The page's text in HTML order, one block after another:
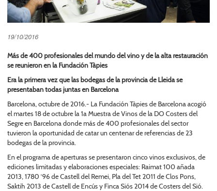
19/10/2016
Más de 400 profesionales del mundo del vino y de la alta restauración
se reunieron en la Fundación Tàpies
Era la primera vez que las bodegas de la provincia de Lleida se
presentaban todas juntas en Barcelona
Barcelona, octubre de 2016.- La Fundación Tàpies de Barcelona acogió
el martes 18 de octubre la 1a Muestra de Vinos de la DO Costers del
Segre en Barcelona donde más de 400 profesionales del sector
tuvieron la oportunidad de catar un centenar de referencias de 23
bodegas de la provincia.
En el programa de aperturas se presentaron cinco vinos exclusivos, de
ediciones limitadas y elaboraciones especiales: Raimat 100 añada
2013, 1780 ’96 de Castell del Remei, Pla del Tet 2011 de Clos Pons,
Saktih 2013 de Castell de Encús y Finca Siós 2014 de Costers del Sió.